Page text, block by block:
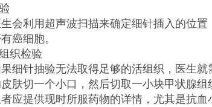
会利用超声波扫描来确定细针插入的位
癌细胞。
织检验
细针抽验无法取得足够的活组织，医生
肤切一个小口，然后切取一小块甲状腺组
应提供现时所服药物的详情，尤其是抗